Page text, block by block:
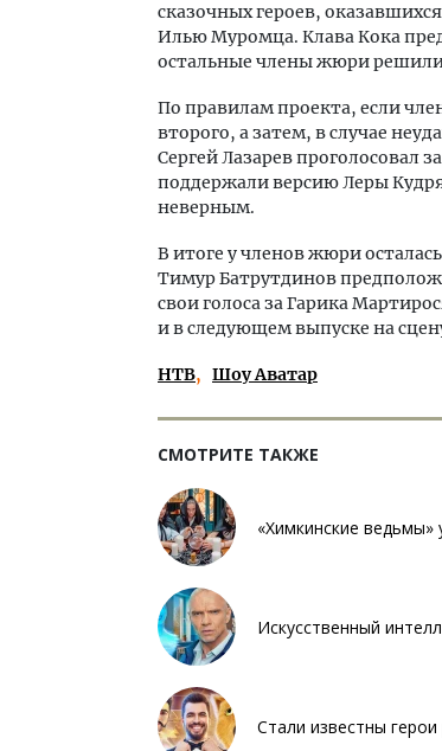
сказочных героев,
Илью Муромца. Клава Кока
остальные члены жюри
По правилам проекта, если
второго, а затем, в случае
Сергей Лазарев проголосовал
поддержали версию Леры
неверным.
В итоге у членов жюри
Тимур Батрутдинов
свои голоса за Гарика
и в следующем выпуске на
НТВ Шоу Аватар
СМОТРИТЕ ТАКЖЕ
«Химкинские
Искусственный
Стали известны